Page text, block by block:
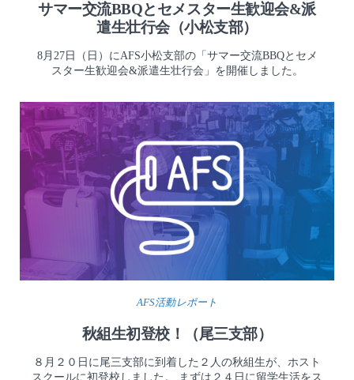
サマー交流BBQとセメスター生歓迎会&派
遣生壮行会（小松支部）
8月27日（日）にAFS小松支部の「サマー交流BBQとセメ
スター生歓迎会&派遣生壮行会」を開催しました。
AFS活動レポート
秋組生初登校！（尾三支部）
８月２０日に尾三支部に到着した２人の秋組生が、ホスト
スクールに初登校しました。 まずは２４日に留学生活をス